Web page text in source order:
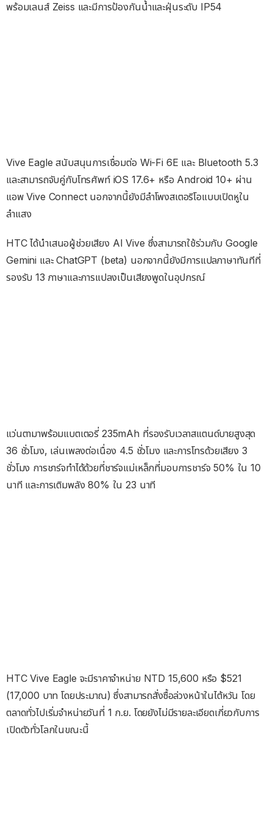
พร้อมเลนส์ Zeiss และมีการป้องกันน้ำและฝุ่นระดับ IP54
Vive Eagle สนับสนุนการเชื่อมต่อ Wi-Fi 6E และ Bluetooth 5.3
และสามารถจับคู่กับโทรศัพท์ iOS 17.6+ หรือ Android 10+ ผ่าน
แอพ Vive Connect นอกจากนี้ยังมีลำโพงสเตอริโอแบบเปิดหูใน
ลำแสง
HTC ได้นำเสนอผู้ช่วยเสียง AI Vive ซึ่งสามารถใช้ร่วมกับ Google
Gemini และ ChatGPT (beta) นอกจากนี้ยังมีการแปลภาษาทันทีที่
รองรับ 13 ภาษาและการแปลงเป็นเสียงพูดในอุปกรณ์
แว่นตามาพร้อมแบตเตอรี่ 235mAh ที่รองรับเวลาสแตนด์บายสูงสุด
36 ชั่วโมง, เล่นเพลงต่อเนื่อง 4.5 ชั่วโมง และการโทรด้วยเสียง 3
ชั่วโมง การชาร์จทำได้ด้วยที่ชาร์จแม่เหล็กที่มอบการชาร์จ 50% ใน 10
นาที และการเติมพลัง 80% ใน 23 นาที
HTC Vive Eagle จะมีราคาจำหน่าย NTD 15,600 หรือ $521
(17,000 บาท โดยประมาณ) ซึ่งสามารถสั่งซื้อล่วงหน้าในไต้หวัน โดย
ตลาดทั่วไปเริ่มจำหน่ายวันที่ 1 ก.ย. โดยยังไม่มีรายละเอียดเกี่ยวกับการ
เปิดตัวทั่วโลกในขณะนี้